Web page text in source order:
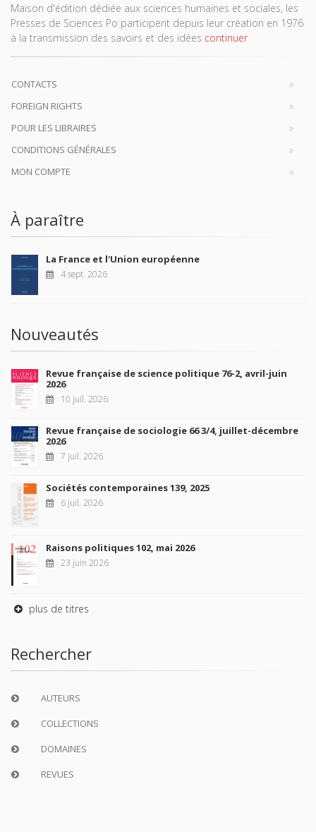
Maison d'édition dédiée aux sciences humaines et sociales, les
Presses de Sciences Po participent depuis leur création en 1976
à la transmission des savoirs et des idées continuer
CONTACTS
FOREIGN RIGHTS
POUR LES LIBRAIRES
CONDITIONS GÉNÉRALES
MON COMPTE
À paraître
La France et l'Union européenne
4 sept. 2026
Nouveautés
Revue française de science politique 76-2, avril-juin
2026
10 juil. 2026
Revue française de sociologie 66 3/4, juillet-décembre
2026
7 juil. 2026
Sociétés contemporaines 139, 2025
6 juil. 2026
Raisons politiques 102, mai 2026
23 juin 2026
plus de titres
Rechercher
AUTEURS
COLLECTIONS
DOMAINES
REVUES